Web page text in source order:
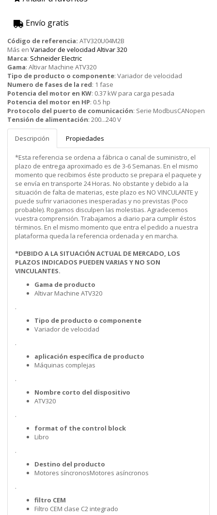
Envío gratis
Código de referencia: ATV320U04M2B
Más en Variador de velocidad Altivar 320
Marca: Schneider Electric
Gama: Altivar Machine ATV320
Tipo de producto o componente: Variador de velocidad
Numero de fases de la red: 1 fase
Potencia del motor en KW: 0.37 kW para carga pesada
Potencia del motor en HP: 0.5 hp
Protocolo del puerto de comunicación: Serie ModbusCANopen
Tensión de alimentación: 200...240 V
Descripción Propiedades
*Esta referencia se ordena a fábrica o canal de suministro, el
plazo de entrega aproximado es de 3-6 Semanas. En el mismo
momento que recibimos éste producto se prepara el paquete y
se envía en transporte 24 Horas. No obstante y debido a la
situación de falta de materias, este plazo es NO VINCULANTE y
puede sufrir variaciones inesperadas y no previstas (Poco
probable). Rogamos disculpen las molestias. Agradecemos
vuestra comprensión. Trabajamos a diario para cumplir éstos
términos. En el mismo momento que entra el pedido a nuestra
plataforma queda la referencia ordenada y en marcha.
*DEBIDO A LA SITUACIÓN ACTUAL DE MERCADO, LOS
PLAZOS INDICADOS PUEDEN VARIAS Y NO SON
VINCULANTES.
Gama de producto
Altivar Machine ATV320
.
Tipo de producto o componente
Variador de velocidad
.
aplicación específica de producto
Máquinas complejas
.
Nombre corto del dispositivo
ATV320
.
format of the control block
Libro
.
Destino del producto
Motores síncronosMotores asíncronos
.
filtro CEM
Filtro CEM clase C2 integrado